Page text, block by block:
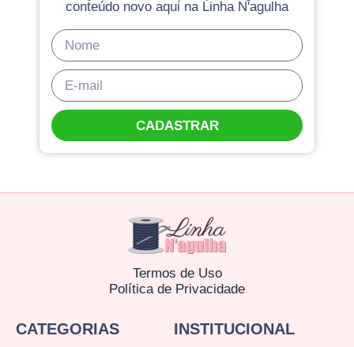
conteúdo novo aqui na Linha N'agulha
CADASTRAR
Termos de Uso
Política de Privacidade
CATEGORIAS INSTITUCIONAL